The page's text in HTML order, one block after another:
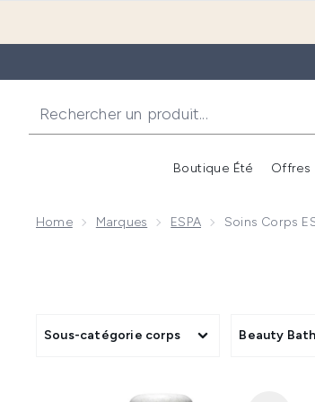
Boutique Été Offres
Home Marques ESPA Soins Corps
Sous-catégorie corps Beauty